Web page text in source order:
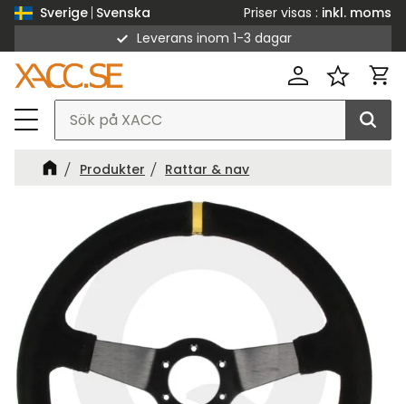
Sverige Svenska Priser visas
inkl. moms
Leverans inom 1-3 dagar
Produkter Rattar & nav